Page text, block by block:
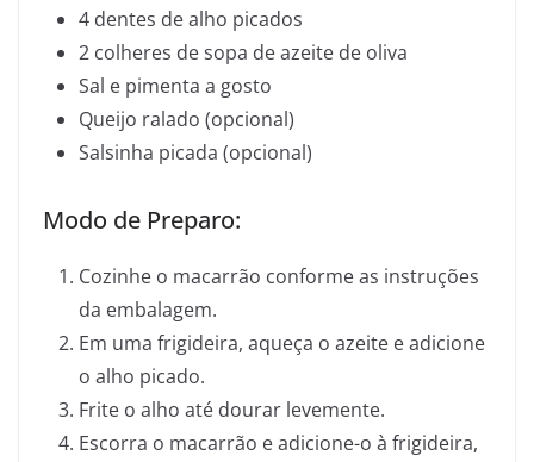
4 dentes de alho picados
2 colheres de sopa de azeite de oliva
Sal e pimenta a gosto
Queijo ralado (opcional)
Salsinha picada (opcional)
Modo de Preparo:
Cozinhe o macarrão conforme as instruções
da embalagem.
Em uma frigideira, aqueça o azeite e adicione
o alho picado.
Frite o alho até dourar levemente.
Escorra o macarrão e adicione-o à frigideira,